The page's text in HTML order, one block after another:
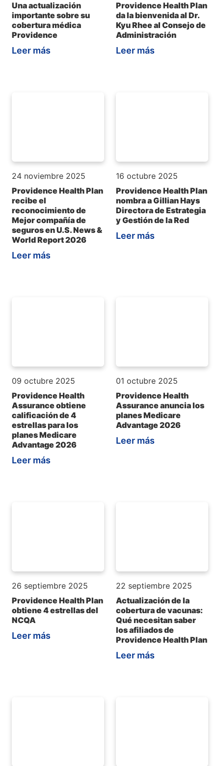
Una actualización
importante sobre su
cobertura médica
Providence
Leer más
Providence Health Plan
da la bienvenida al Dr.
Kyu Rhee al Consejo de
Administración
Leer más
24 noviembre 2025
Providence Health Plan
recibe el
reconocimiento de
Mejor compañía de
seguros en U.S. News &
World Report 2026
Leer más
16 octubre 2025
Providence Health Plan
nombra a Gillian Hays
Directora de Estrategia
y Gestión de la Red
Leer más
09 octubre 2025
Providence Health
Assurance obtiene
calificación de 4
estrellas para los
planes Medicare
Advantage 2026
Leer más
01 octubre 2025
Providence Health
Assurance anuncia los
planes Medicare
Advantage 2026
Leer más
26 septiembre 2025
Providence Health Plan
obtiene 4 estrellas del
NCQA
Leer más
22 septiembre 2025
Actualización de la
cobertura de vacunas:
Qué necesitan saber
los afiliados de
Providence Health Plan
Leer más